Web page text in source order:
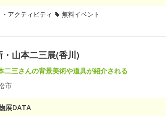
アクティビティ 無料イベント
山本二三展(香川)
二三さんの背景美術や道具が紹介される
市
展DATA